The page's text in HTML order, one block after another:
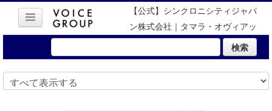
【公式】シンクロニシティジャパ
ン株式会社｜タマラ・オヴィアッ
ト
検索